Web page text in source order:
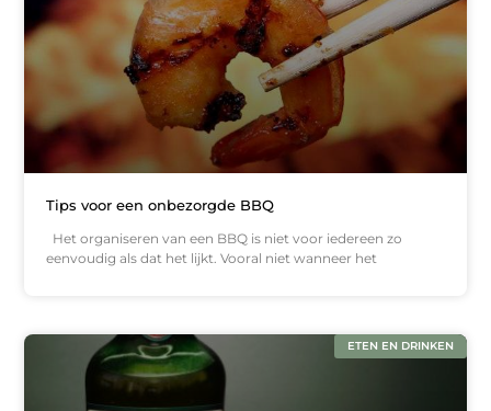
Tips voor een onbezorgde BBQ
Het organiseren van een BBQ is niet voor iedereen zo
eenvoudig als dat het lijkt. Vooral niet wanneer het
ETEN EN DRINKEN